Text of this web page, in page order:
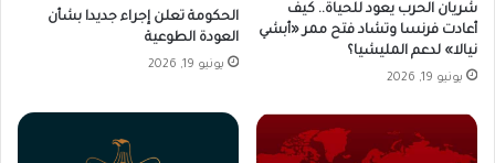
شريان الحرب يعود للحياة.. كيف
أعادت فرنسا وتشاد فتح ممر «أبشي
نيالا» لدعم المليشيا؟
يونيو 19, 2026
الحكومة تعلن إجراء جديدا بشأن
العودة الطوعية
يونيو 19, 2026